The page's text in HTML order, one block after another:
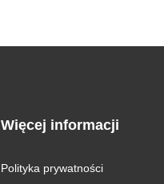
Więcej informacji
Polityka prywatności